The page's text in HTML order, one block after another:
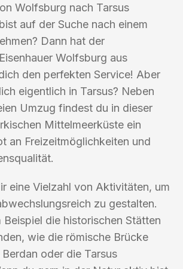
Wolfsburg nach Tarsus
auf der Suche nach einem
Dann hat der
Wolfsburg aus
den perfekten Service! Aber
eigentlich in Tarsus? Neben
Umzug findest du in dieser
Mittelmeerküste ein
an Freizeitmöglichkeiten und
eine Vielzahl von Aktivitäten, um
zu gestalten.
Beispiel die historischen Stätten
wie die römische Brücke
oder die Tarsus